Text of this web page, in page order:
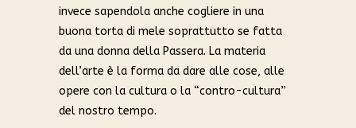
invece sapendola anche cogliere in una
buona torta di mele soprattutto se fatta
da una donna della Passera. La materia
dell’arte è la forma da dare alle cose, alle
opere con la cultura o la “contro-cultura”
del nostro tempo.